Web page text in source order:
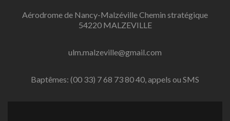
Aérodrome de Nancy-Malzéville Chemin stratégique
54220 MALZEVILLE
ulm.malzeville@gmail.com
Baptêmes: (00 33) 7 68 73 80 40, appels ou SMS